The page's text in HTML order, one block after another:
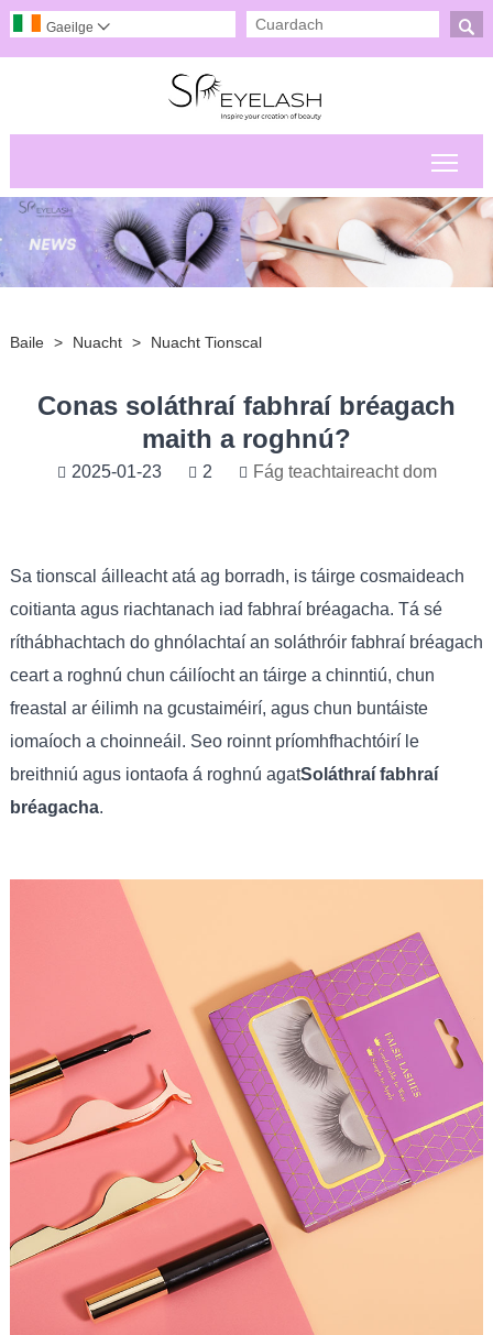

Gaeilge 
Baile > Nuacht > Nuacht Tionscal
Conas soláthraí fabhraí bréagach
maith a roghnú?
2025-01-23 2 Fág teachtaireacht dom
Sa tionscal áilleacht atá ag borradh, is táirge cosmaideach
coitianta agus riachtanach iad fabhraí bréagacha. Tá sé
ríthábhachtach do ghnólachtaí an soláthróir fabhraí bréagach
ceart a roghnú chun cáilíocht an táirge a chinntiú, chun
freastal ar éilimh na gcustaiméirí, agus chun buntáiste
iomaíoch a choinneáil. Seo roinnt príomhfhachtóirí le
breithniú agus iontaofa á roghnú agatSoláthraí fabhraí
bréagacha.